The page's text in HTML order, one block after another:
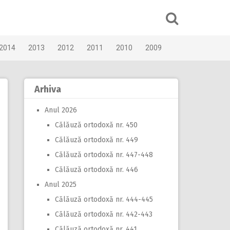
2013 2012 2011 2010 2009
Arhiva
Anul 2026
Călăuză ortodoxă nr. 450
Călăuză ortodoxă nr. 449
Călăuză ortodoxă nr. 447-448
Călăuză ortodoxă nr. 446
Anul 2025
Călăuză ortodoxă nr. 444-445
Călăuză ortodoxă nr. 442-443